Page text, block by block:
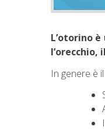
L’otorino
l’orecchio,
In genere è